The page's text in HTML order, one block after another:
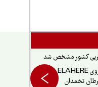
غربی کشور مشخص شد
کمک به تأمین مالی یا واردات داروی ELAHERE برای
تخمدان